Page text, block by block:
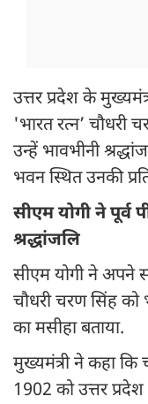
उत्तर प्रदेश के
'भारत रत्न’ चौधरी
उन्हें भावभीनी
भवन स्थित उनकी
सीएम योगी ने पूर्व
श्रद्धांजलि
सीएम योगी ने अपने
चौधरी चरण सिंह
का मसीहा बताया.
मुख्यमंत्री ने कहा कि
1902 को उत्तर